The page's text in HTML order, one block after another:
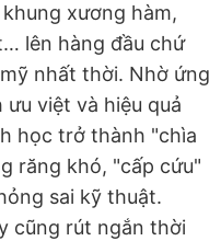
xương hàm,
lên hàng đầu chứ
nhất thời. Nhờ ứng
việt và hiệu quả
học trở thành "chìa
răng khó, "cấp cứu"
sai kỹ thuật.
cũng rút ngắn thời